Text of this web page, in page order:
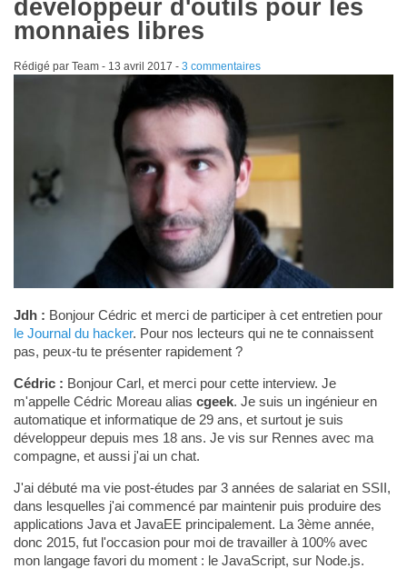
développeur d'outils pour les
monnaies libres
Rédigé par Team - 13 avril 2017 - 3 commentaires
Jdh : Bonjour Cédric et merci de participer à cet entretien pour
le Journal du hacker. Pour nos lecteurs qui ne te connaissent
pas, peux-tu te présenter rapidement ?
Cédric : Bonjour Carl, et merci pour cette interview. Je
m'appelle Cédric Moreau alias cgeek. Je suis un ingénieur en
automatique et informatique de 29 ans, et surtout je suis
développeur depuis mes 18 ans. Je vis sur Rennes avec ma
compagne, et aussi j'ai un chat.
J'ai débuté ma vie post-études par 3 années de salariat en SSII,
dans lesquelles j'ai commencé par maintenir puis produire des
applications Java et JavaEE principalement. La 3ème année,
donc 2015, fut l'occasion pour moi de travailler à 100% avec
mon langage favori du moment : le JavaScript, sur Node.js.